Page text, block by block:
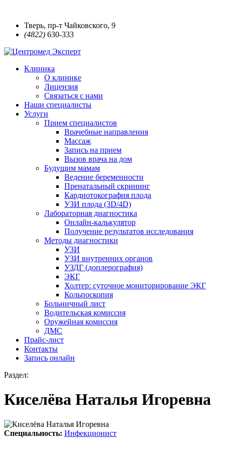
Тверь, пр-т Чайковского, 9
(4822) 630-333
Клиника
О клинике
Лицензия
Связаться с нами
Наши специалисты
Услуги
Прием специалистов
Врачебные направления
Массаж
Запись на прием
Вызов врача на дом
Будущим мамам
Ведение беременности
Пренатальный скрининг
Кардиотокография плода
УЗИ плода (3D/4D)
Лабораторная диагностика
Онлайн-калькулятор
Получение результатов исследования
Методы диагностики
УЗИ
УЗИ внутренних органов
УЗДГ (доплерография)
ЭКГ
Холтер: суточное мониторирование ЭКГ
Кольпоскопия
Больничный лист
Водительская комиссия
Оружейная комиссия
ДМС
Прайс-лист
Контакты
Запись онлайн
Раздел:
Киселёва Наталья Игоревна
Специальность: Инфекционист